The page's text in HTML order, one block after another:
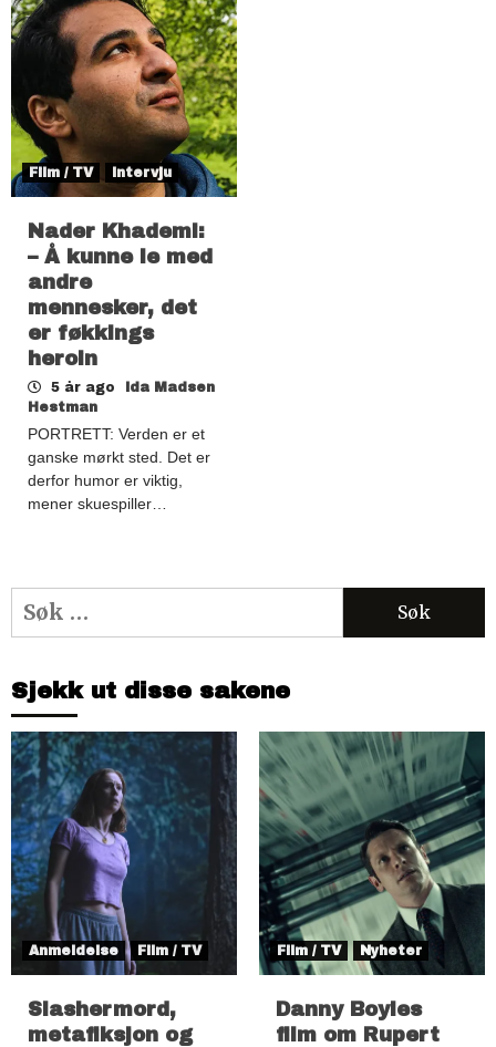
Film / TV Intervju
Nader Khademi:
– Å kunne le med
andre
mennesker, det
er føkkings
heroin
5 år ago
Ida Madsen
Hestman
PORTRETT: Verden er et
ganske mørkt sted. Det er
derfor humor er viktig,
mener skuespiller…
Søk
etter:
Sjekk ut disse sakene
Anmeldelse Film / TV
Slashermord,
metafiksjon og
Film / TV Nyheter
Danny Boyles
film om Rupert